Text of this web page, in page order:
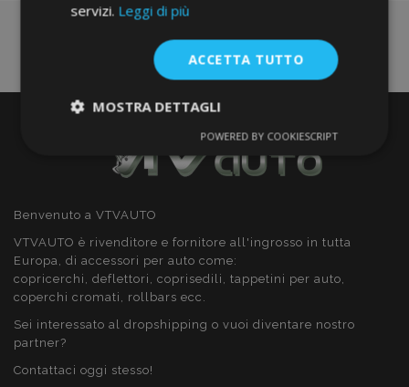
Benvenuto a VTVAUTO
VTVAUTO è rivenditore e fornitore all'ingrosso in tutta
Europa, di accessori per auto come:
copricerchi, deflettori, coprisedili, tappetini per auto,
coperchi cromati, rollbars ecc.
Sei interessato al dropshipping o vuoi diventare nostro
partner?
Contattaci oggi stesso!
servizi. Leggi di più
ACCETTA TUTTO
MOSTRA DETTAGLI
necessari
Performance
POWERED BY COOKIESCRIPT